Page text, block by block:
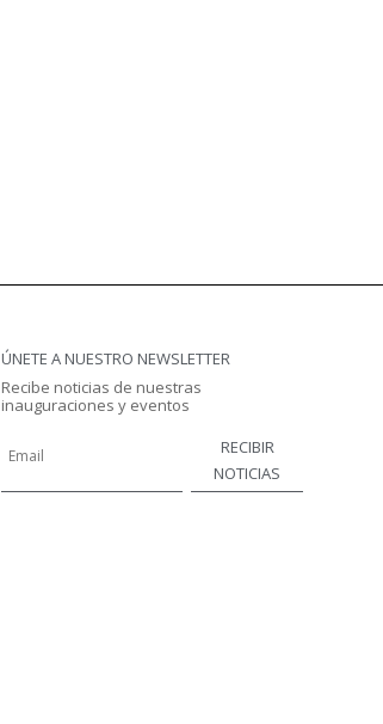
ÚNETE A NUESTRO NEWSLETTER
Recibe noticias de nuestras
inauguraciones y eventos
RECIBIR
NOTICIAS